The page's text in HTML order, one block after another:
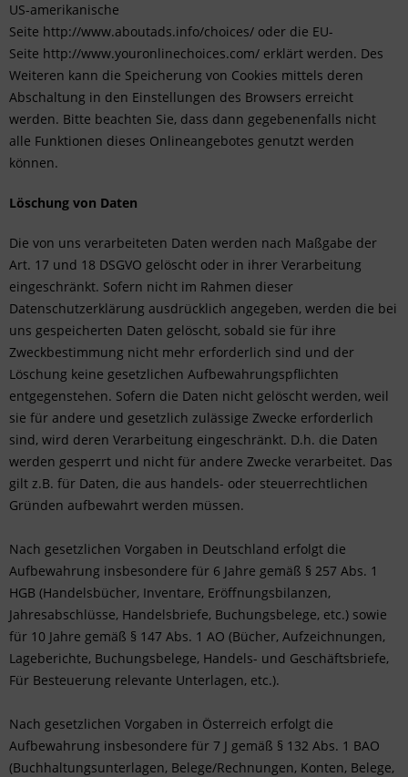
US-amerikanische
Seite http://www.aboutads.info/choices/ oder die EU-
Seite http://www.youronlinechoices.com/ erklärt werden. Des
Weiteren kann die Speicherung von Cookies mittels deren
Abschaltung in den Einstellungen des Browsers erreicht
werden. Bitte beachten Sie, dass dann gegebenenfalls nicht
alle Funktionen dieses Onlineangebotes genutzt werden
können.
Löschung von Daten
Die von uns verarbeiteten Daten werden nach Maßgabe der
Art. 17 und 18 DSGVO gelöscht oder in ihrer Verarbeitung
eingeschränkt. Sofern nicht im Rahmen dieser
Datenschutzerklärung ausdrücklich angegeben, werden die bei
uns gespeicherten Daten gelöscht, sobald sie für ihre
Zweckbestimmung nicht mehr erforderlich sind und der
Löschung keine gesetzlichen Aufbewahrungspflichten
entgegenstehen. Sofern die Daten nicht gelöscht werden, weil
sie für andere und gesetzlich zulässige Zwecke erforderlich
sind, wird deren Verarbeitung eingeschränkt. D.h. die Daten
werden gesperrt und nicht für andere Zwecke verarbeitet. Das
gilt z.B. für Daten, die aus handels- oder steuerrechtlichen
Gründen aufbewahrt werden müssen.
Nach gesetzlichen Vorgaben in Deutschland erfolgt die
Aufbewahrung insbesondere für 6 Jahre gemäß § 257 Abs. 1
HGB (Handelsbücher, Inventare, Eröffnungsbilanzen,
Jahresabschlüsse, Handelsbriefe, Buchungsbelege, etc.) sowie
für 10 Jahre gemäß § 147 Abs. 1 AO (Bücher, Aufzeichnungen,
Lageberichte, Buchungsbelege, Handels- und Geschäftsbriefe,
Für Besteuerung relevante Unterlagen, etc.).
Nach gesetzlichen Vorgaben in Österreich erfolgt die
Aufbewahrung insbesondere für 7 J gemäß § 132 Abs. 1 BAO
(Buchhaltungsunterlagen, Belege/Rechnungen, Konten, Belege,